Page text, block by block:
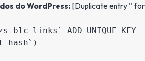
do WordPress:[Duplicate entry '' for
ADD UNIQUE KEY